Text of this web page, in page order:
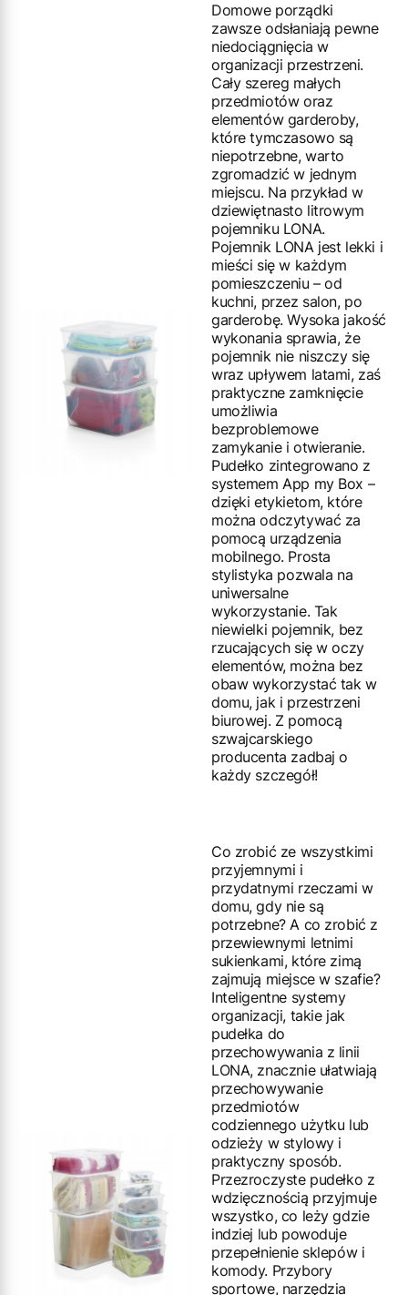
Domowe porządki
zawsze odsłaniają pewne
niedociągnięcia w
organizacji przestrzeni.
Cały szereg małych
przedmiotów oraz
elementów garderoby,
które tymczasowo są
niepotrzebne, warto
zgromadzić w jednym
miejscu. Na przykład w
dziewiętnasto litrowym
pojemniku LONA.
Pojemnik LONA jest lekki i
mieści się w każdym
pomieszczeniu – od
kuchni, przez salon, po
garderobę. Wysoka jakość
wykonania sprawia, że
pojemnik nie niszczy się
wraz upływem latami, zaś
praktyczne zamknięcie
umożliwia
bezproblemowe
zamykanie i otwieranie.
Pudełko zintegrowano z
systemem App my Box –
dzięki etykietom, które
można odczytywać za
pomocą urządzenia
mobilnego. Prosta
stylistyka pozwala na
uniwersalne
wykorzystanie. Tak
niewielki pojemnik, bez
rzucających się w oczy
elementów, można bez
obaw wykorzystać tak w
domu, jak i przestrzeni
biurowej. Z pomocą
szwajcarskiego
producenta zadbaj o
każdy szczegół!
Co zrobić ze wszystkimi
przyjemnymi i
przydatnymi rzeczami w
domu, gdy nie są
potrzebne? A co zrobić z
przewiewnymi letnimi
sukienkami, które zimą
zajmują miejsce w szafie?
Inteligentne systemy
organizacji, takie jak
pudełka do
przechowywania z linii
LONA, znacznie ułatwiają
przechowywanie
przedmiotów
codziennego użytku lub
odzieży w stylowy i
praktyczny sposób.
Przezroczyste pudełko z
wdzięcznością przyjmuje
wszystko, co leży gdzie
indziej lub powoduje
przepełnienie sklepów i
komody. Przybory
sportowe, narzędzia